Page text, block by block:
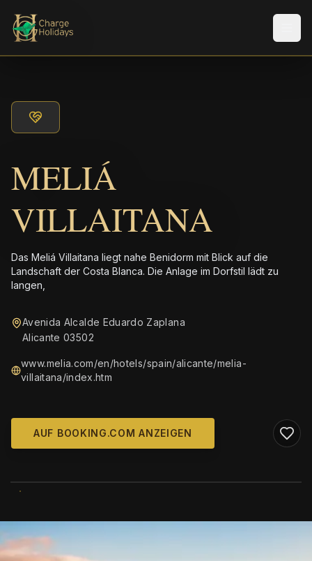
MELIÁ
VILLAITANA
Das Meliá Villaitana liegt nahe Benidorm mit Blick auf die
Landschaft der Costa Blanca. Die Anlage im Dorfstil lädt zu
langen,
Avenida Alcalde Eduardo Zaplana
Alicante 03502
www.melia.com/en/hotels/spain/alicante/melia-
villaitana/index.htm
AUF BOOKING.COM ANZEIGEN